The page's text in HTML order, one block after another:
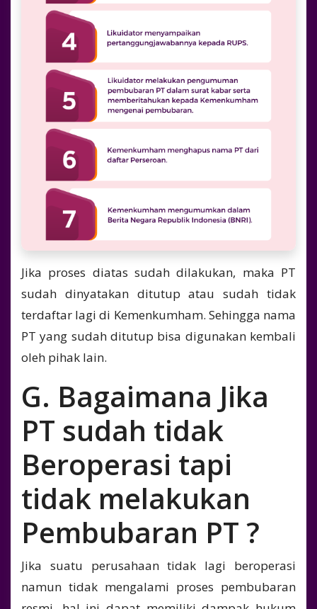
Jika proses diatas sudah dilakukan, maka PT
sudah dinyatakan ditutup atau sudah tidak
terdaftar lagi di Kemenkumham. Sehingga nama
PT yang sudah ditutup bisa digunakan kembali
oleh pihak lain.
G. Bagaimana Jika
PT sudah tidak
Beroperasi tapi
tidak melakukan
Pembubaran PT ?
Jika suatu perusahaan tidak lagi beroperasi
namun tidak mengalami proses pembubaran